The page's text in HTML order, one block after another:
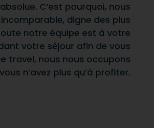
C’est pourquoi, nous
digne des plus
notre équipe est à votre
votre séjour afin de vous
travel, nous nous occupons
n’avez plus qu’à profiter.